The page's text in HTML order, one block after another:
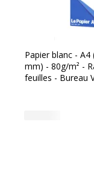
Papier blanc - A4
mm) - 80g/m² -
feuilles - Bureau